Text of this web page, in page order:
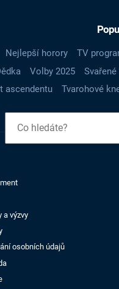
Nejlepší horory TV
Volby 2025 Svařené
ascendentu
Tvarohové
a výzvy
osobních údajů